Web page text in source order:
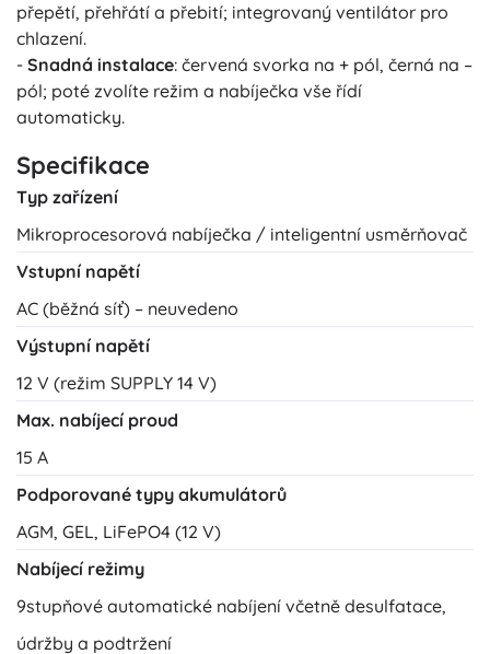
přepětí, přehřátí a přebití; integrovaný ventilátor pro
chlazení.
- Snadná instalace: červená svorka na + pól, černá na –
pól; poté zvolíte režim a nabíječka vše řídí
automaticky.
Specifikace
Typ zařízení
Mikroprocesorová nabíječka / inteligentní usměrňovač
Vstupní napětí
AC (běžná síť) – neuvedeno
Výstupní napětí
12 V (režim SUPPLY 14 V)
Max. nabíjecí proud
15 A
Podporované typy akumulátorů
AGM, GEL, LiFePO4 (12 V)
Nabíjecí režimy
9stupňové automatické nabíjení včetně desulfatace,
údržby a podtržení